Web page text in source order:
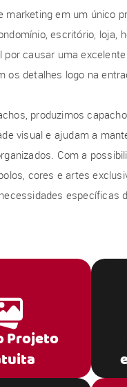
marketing em um único
escritório, loja,
por causar uma
os detalhes logo na
produzimos
visual e ajudam a
Com a
cores e artes
específicas
Projeto